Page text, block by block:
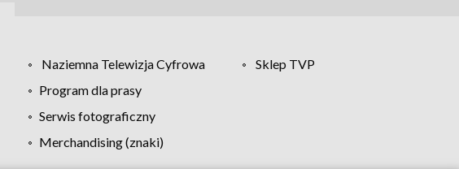
Naziemna Telewizja Cyfrowa
Sklep TVP
Program dla prasy
Serwis fotograficzny
Merchandising (znaki)